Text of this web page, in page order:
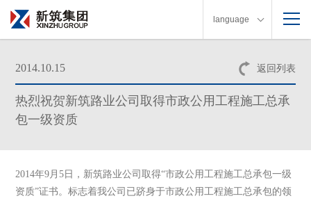
language
返回列表
2014.10.15
热烈祝贺新筑路业公司取得市政公用工程施工总承
包一级资质
2014年9月5日，新筑路业公司取得“市政公用工程施工总承包一级
资质”证书。标志着我公司已跻身于市政公用工程施工总承包的领